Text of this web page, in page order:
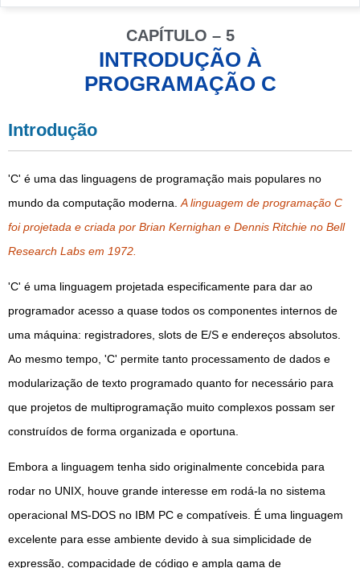
CAPÍTULO – 5
INTRODUÇÃO À
PROGRAMAÇÃO C
Introdução
'C' é uma das linguagens de programação mais populares no
mundo da computação moderna. A linguagem de programação C
foi projetada e criada por Brian Kernighan e Dennis Ritchie no Bell
Research Labs em 1972.
'C' é uma linguagem projetada especificamente para dar ao
programador acesso a quase todos os componentes internos de
uma máquina: registradores, slots de E/S e endereços absolutos.
Ao mesmo tempo, 'C' permite tanto processamento de dados e
modularização de texto programado quanto for necessário para
que projetos de multiprogramação muito complexos possam ser
construídos de forma organizada e oportuna.
Embora a linguagem tenha sido originalmente concebida para
rodar no UNIX, houve grande interesse em rodá-la no sistema
operacional MS-DOS no IBM PC e compatíveis. É uma linguagem
excelente para esse ambiente devido à sua simplicidade de
expressão, compacidade de código e ampla gama de